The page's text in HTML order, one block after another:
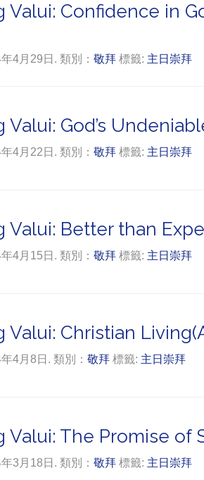
Valui: Confidence in
4月29日. 類別： 敬拜 標籤: 主日崇拜
Valui: God’s
4月22日. 類別： 敬拜 標籤: 主日崇拜
Valui: Better than
4月15日. 類別： 敬拜 標籤: 主日崇拜
Valui: Christian
4月8日. 類別： 敬拜 標籤: 主日崇拜
Valui: The Promise of
3月18日. 類別： 敬拜 標籤: 主日崇拜